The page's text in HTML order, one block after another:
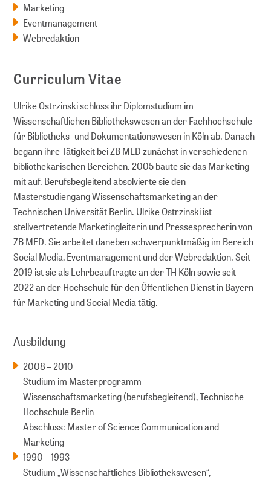
Marketing
Eventmanagement
Webredaktion
Curriculum Vitae
Ulrike Ostrzinski schloss ihr Diplomstudium im
Wissenschaftlichen Bibliothekswesen an der Fachhochschule
für Bibliotheks- und Dokumentationswesen in Köln ab. Danach
begann ihre Tätigkeit bei ZB MED zunächst in verschiedenen
bibliothekarischen Bereichen. 2005 baute sie das Marketing
mit auf. Berufsbegleitend absolvierte sie den
Masterstudiengang Wissenschaftsmarketing an der
Technischen Universität Berlin. Ulrike Ostrzinski ist
stellvertretende Marketingleiterin und Pressesprecherin von
ZB MED. Sie arbeitet daneben schwerpunktmäßig im Bereich
Social Media, Eventmanagement und der Webredaktion. Seit
2019 ist sie als Lehrbeauftragte an der TH Köln sowie seit
2022 an der Hochschule für den Öffentlichen Dienst in Bayern
für Marketing und Social Media tätig.
Ausbildung
​​​​​​2008 – 2010
Studium im Masterprogramm
Wissenschaftsmarketing (berufsbegleitend), Technische
Hochschule Berlin
Abschluss: Master of Science Communication and
Marketing
1990 – 1993
Studium „Wissenschaftliches Bibliothekswesen“,